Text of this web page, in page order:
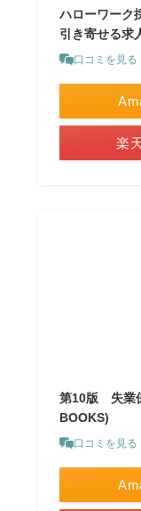
ハローワーク
引き寄せる求
口コミを見る
楽
第10版 失業
BOOKS)
口コミを見る